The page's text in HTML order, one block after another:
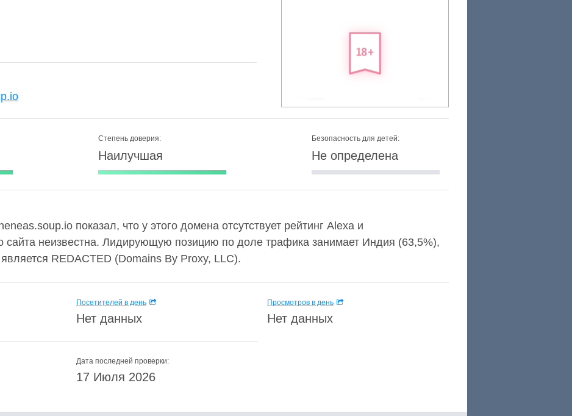
Степень доверия:
Наилучшая
Безопасность для детей:
Не определена
показал, что у этого домена отсутствует рейтинг Alexa и
сайта неизвестна. Лидирующую позицию по доле трафика занимает Индия (63,5%),
REDACTED (Domains By Proxy, LLC).
Посетителей в день
Нет данных
Просмотров в день
Нет данных
Дата последней проверки:
17 Июля 2026